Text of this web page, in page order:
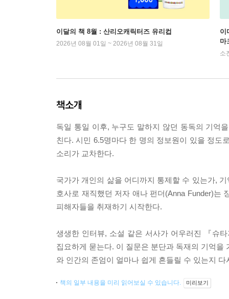
이달의 책 8월 : 산리오캐릭터즈 유리컵
2026년 08월 01일 ~ 2026년 08월 31일
이
마
소
책소개
독일 통일 이후, 누구도 말하지 않던 동독의 기억
친다. 시민 6.5명마다 한 명의 정보원이 있을 정도
소리가 교차한다.
국가가 개인의 삶을 어디까지 통제할 수 있는가,
호사로 재직했던 저자 애나 펀더(Anna Funder)는
피해자들을 취재하기 시작한다.
생생한 인터뷰, 소설 같은 서사가 어우러진 『슈
집요하게 묻는다. 이 질문은 분단과 독재의 기억
와 인간의 존엄이 얼마나 쉽게 흔들릴 수 있는지
책의 일부 내용을 미리 읽어보실 수 있습니다. 미리보기